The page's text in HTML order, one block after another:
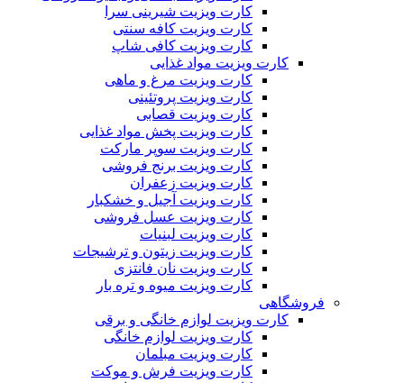
کارت ویزیت شیرینی سرا
کارت ویزیت کافه سنتی
کارت ویزیت کافی شاپ
کارت ویزیت مواد غذایی
کارت ویزیت مرغ و ماهی
کارت ویزیت پروتئینی
کارت ویزیت قصابی
کارت ویزیت پخش مواد غذایی
کارت ویزیت سوپر مارکت
کارت ویزیت برنج فروشی
کارت ویزیت زعفران
کارت ویزیت آجیل و خشکبار
کارت ویزیت عسل فروشی
کارت ویزیت لبنیات
کارت ویزیت زیتون و ترشیجات
کارت ویزیت نان فانتزی
کارت ویزیت میوه و تره بار
فروشگاهی
کارت ویزیت لوازم خانگی و برقی
کارت ویزیت لوازم خانگی
کارت ویزیت مبلمان
کارت ویزیت فرش و موکت